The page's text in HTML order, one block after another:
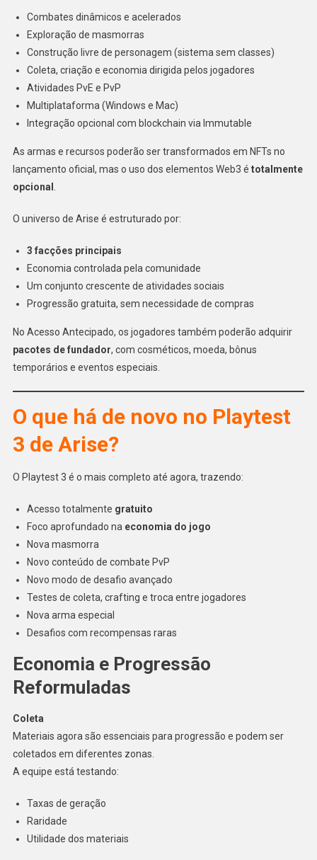
Combates dinâmicos e acelerados
Exploração de masmorras
Construção livre de personagem (sistema sem classes)
Coleta, criação e economia dirigida pelos jogadores
Atividades PvE e PvP
Multiplataforma (Windows e Mac)
Integração opcional com blockchain via Immutable
As armas e recursos poderão ser transformados em NFTs no
lançamento oficial, mas o uso dos elementos Web3 é totalmente
opcional
O universo de Arise é estruturado por:
3 facções principais
Economia controlada pela comunidade
Um conjunto crescente de atividades sociais
Progressão gratuita, sem necessidade de compras
No Acesso Antecipado, os jogadores também poderão adquirir
pacotes de fundador, com cosméticos, moeda, bônus
temporários e eventos especiais.
O que há de novo no Playtest
3 de Arise?
O Playtest 3 é o mais completo até agora, trazendo:
Acesso totalmente gratuito
Foco aprofundado na economia do jogo
Nova masmorra
Novo conteúdo de combate PvP
Novo modo de desafio avançado
Testes de coleta, crafting e troca entre jogadores
Nova arma especial
Desafios com recompensas raras
Economia e Progressão
Reformuladas
Coleta
Materiais agora são essenciais para progressão e podem ser
coletados em diferentes zonas.
A equipe está testando:
Taxas de geração
Raridade
Utilidade dos materiais